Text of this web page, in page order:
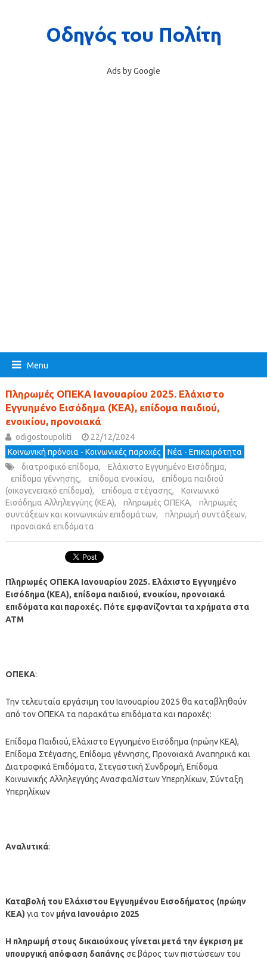
Ads by Google
Menu
Πληρωμές ΟΠΕΚΑ Ιανουαρίου 2025. Ελάχιστο
Εγγυημένο Εισόδημα (ΚΕΑ), επίδομα παιδιού,
ενοικίου, προνοιακά
odigostoupoliti
22/12/2024
Κοινωνική πρόνοια - Κοινωνικές παροχές
Νέα - Επικαιρότητα
διατροφικό επίδομα, Ελάχιστο Εγγυημένο Εισόδημα,
επίδομα γέννησης, επίδομα ενοικίου,
επίδομα παιδιού
(οικογενειακό επίδομα), επίδομα στέγασης,
Κοινωνικό
Εισόδημα Αλληλεγγύης (ΚΕΑ), πληρωμές ΟΠΕΚΑ,
πληρωμές
συντάξεων και κοινωνικών επιδομάτων, πληρωμή συντάξεων,
προνοιακά επιδόματα
Πληρωμές ΟΠΕΚΑ Ιανουαρίου 2025. Ελάχιστο Εγγυημένο
Εισόδημα (ΚΕΑ), επίδομα παιδιού, ενοικίου, προνοιακά
επιδόματα και παροχές. Πότε εμφανίζονται τα χρήματα στα
ΑΤΜ
ΟΠΕΚΑ:
Την τελευταία εργάσιμη του Ιανουαρίου 2025 θα καταβληθούν
από τον ΟΠΕΚΑ τα παρακάτω επιδόματα και παροχές:
Επίδομα Παιδιού, Ελάχιστο Εγγυημένο Εισόδημα (πρώην ΚΕΑ),
Επίδομα Στέγασης, Επίδομα γέννησης, Προνοιακά Αναπηρικά και
Διατροφικά Επιδόματα, Στεγαστική Συνδρομή, Επίδομα
Κοινωνικής Αλληλεγγύης Ανασφαλίστων Υπερηλίκων, Σύνταξη
Υπερηλίκων
Αναλυτικά:
Καταβολή του Ελάχιστου Εγγυημένου Εισοδήματος (πρώην
ΚΕΑ) για τονμήνα Ιανουάριο 2025
Η πληρωμή στους δικαιούχους γίνεται μετά την έγκριση με
υπουργική απόφαση δαπάνης σε βάρος των πιστώσεων του